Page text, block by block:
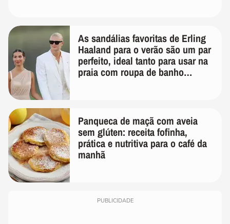
As sandálias favoritas de Erling
Haaland para o verão são um par
perfeito, ideal tanto para usar na
praia com roupa de banho
Panqueca de maçã com aveia
sem glúten: receita fofinha,
prática e nutritiva para o café da
manhã
PUBLICIDADE